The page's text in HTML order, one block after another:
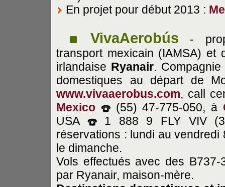
En projet pour début 2013 :
VivaAerobús -
transport mexicain (IAMSA) et
irlandaise Ryanair.
domestiques au départ de
www.vivaaerobus.com, call
Mexico
(55) 47-775-050, à
USA
1 888 9 FLY VIV
réservations : lundi au
le dimanche.
Vols effectués avec des
par Ryanair, maison-mère.